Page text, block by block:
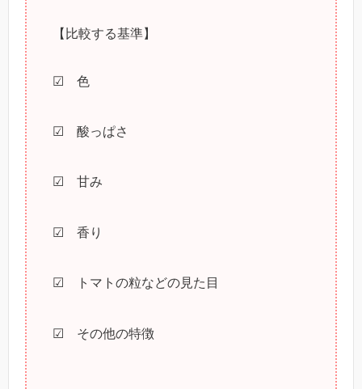
【比較する基準】
☑ 色
☑ 酸っぱさ
☑ 甘み
☑ 香り
☑ トマトの粒などの見た目
☑ その他の特徴